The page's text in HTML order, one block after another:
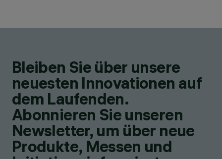
Bleiben Sie über unsere
neuesten Innovationen auf
dem Laufenden.
Abonnieren Sie unseren
Newsletter, um über neue
Produkte, Messen und